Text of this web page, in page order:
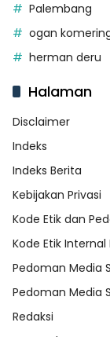
Palembang
ogan
herman deru
Halaman
Disclaimer
Indeks
Indeks Berita
Kebijakan Privasi
Kode Etik dan
Kode Etik
Pedoman Media
Pedoman Media
Redaksi